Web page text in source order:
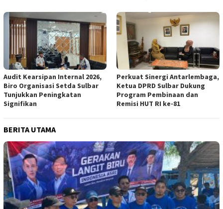
Audit Kearsipan Internal 2026,
Biro Organisasi Setda Sulbar
Tunjukkan Peningkatan
Signifikan
Perkuat Sinergi Antarlembaga,
Ketua DPRD Sulbar Dukung
Program Pembinaan dan
Remisi HUT RI ke-81
BERITA UTAMA